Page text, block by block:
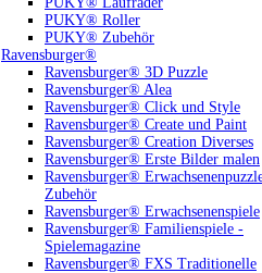
PUKY® Roller
PUKY® Zubehör
Ravensburger®
Ravensburger® 3D Puzzle
Ravensburger® Alea
Ravensburger® Click und Style
Ravensburger® Create und Paint
Ravensburger® Creation Diverses
Ravensburger® Erste Bilder malen
Ravensburger®
Zubehör
Ravensburger® Erwachsenenspiele
Ravensburger® Familienspiele -
Spielemagazine
Ravensburger® FXS Traditionelle